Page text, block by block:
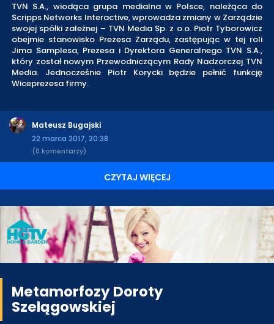
TVN S.A., wiodąca grupa medialna w Polsce, należąca do
Scripps Networks Interactive, wprowadza zmiany w Zarządzie
swojej spółki zależnej – TVN Media Sp. z o.o. Piotr Tyborowicz
obejmie stanowisko Prezesa Zarządu, zastępując w tej roli
Jima Samplesa, Prezesa i Dyrektora Generalnego TVN S.A.,
który został nowym Przewodniczącym Rady Nadzorczej TVN
Media. Jednocześnie Piotr Korycki będzie pełnić funkcję
Wiceprezesa firmy.
Mateusz Bugajski
22 marca 2017, 20:38
(0 komentarzy)
CZYTAJ WIĘCEJ
Metamorfozy Doroty
Szelągowskiej